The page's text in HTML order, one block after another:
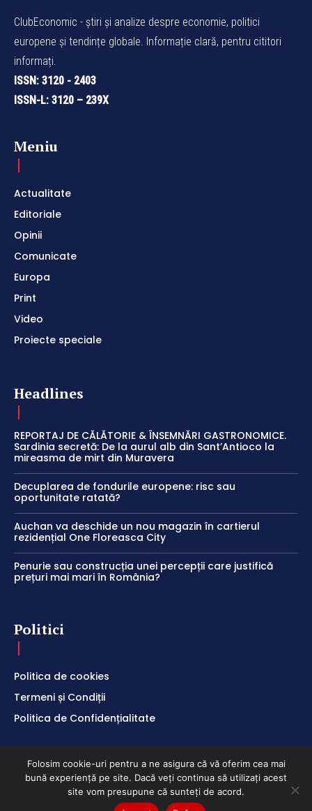
ClubEconomic - știri și analize despre economie, politici
europene și tendințe globale. Informație clară, pentru cititori
informați.
ISSN: 3120 - 2403
ISSN-L: 3120 – 239X
Meniu
Actualitate
Editoriale
Opinii
Comunicate
Europa
Print
Video
Proiecte speciale
Headlines
REPORTAJ DE CĂLĂTORIE & ÎNSEMNĂRI GASTRONOMICE.
Sardinia secretă: De la aurul alb din Sant’Antioco la
mireasma de mirt din Muravera
Decuplarea de fondurile europene: risc sau
oportunitate ratată?
Auchan va deschide un nou magazin în cartierul
rezidențial One Floreasca City
Penurie sau construcția unei percepții care justifică
prețuri mai mari în România?
Politici
Politica de cookies
Termeni și Condiții
Politica de Confidențialitate
ClubEconomic @2026
Folosim cookie-uri pentru a ne asigura că vă oferim cea mai
bună experiență pe site. Dacă veți continua să utilizați acest
site vom presupune că sunteți de acord.